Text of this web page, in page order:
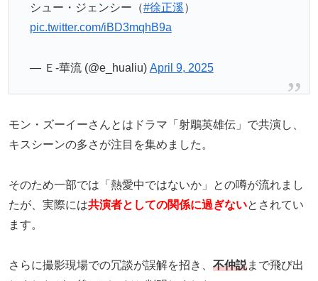
シュー・ジェンシー（#徐正溪）
pic.twitter.com/iBD3mqhB9a
— Ｅ-華流 (@e_hualiu) April 9, 2025
モン・ズーイーさんとはドラマ「射鵰英雄伝」で共演し、
キスシーンの多さが注目を集めました。
そのため一部では「熱愛中ではないか」との噂が流れまし
たが、実際には共演者としての関係に過ぎないとされてい
ます。
さらに撮影現場での冗談が誤解を招き、 不仲説まで飛び出